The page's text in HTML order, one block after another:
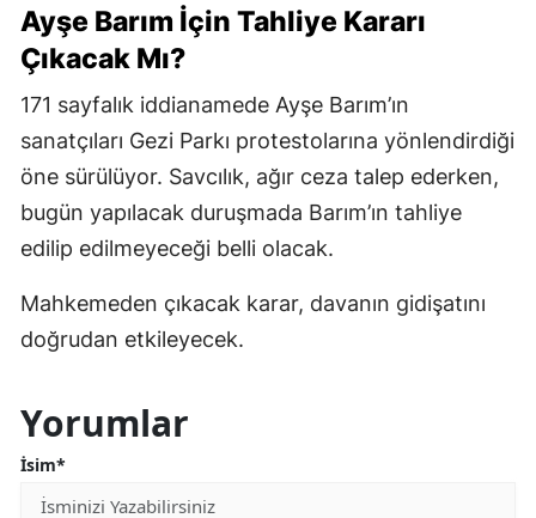
Ayşe Barım İçin Tahliye Kararı
Çıkacak Mı?
171 sayfalık iddianamede Ayşe Barım’ın
sanatçıları Gezi Parkı protestolarına yönlendirdiği
öne sürülüyor. Savcılık, ağır ceza talep ederken,
bugün yapılacak duruşmada Barım’ın tahliye
edilip edilmeyeceği belli olacak.
Mahkemeden çıkacak karar, davanın gidişatını
doğrudan etkileyecek.
Yorumlar
İsim*